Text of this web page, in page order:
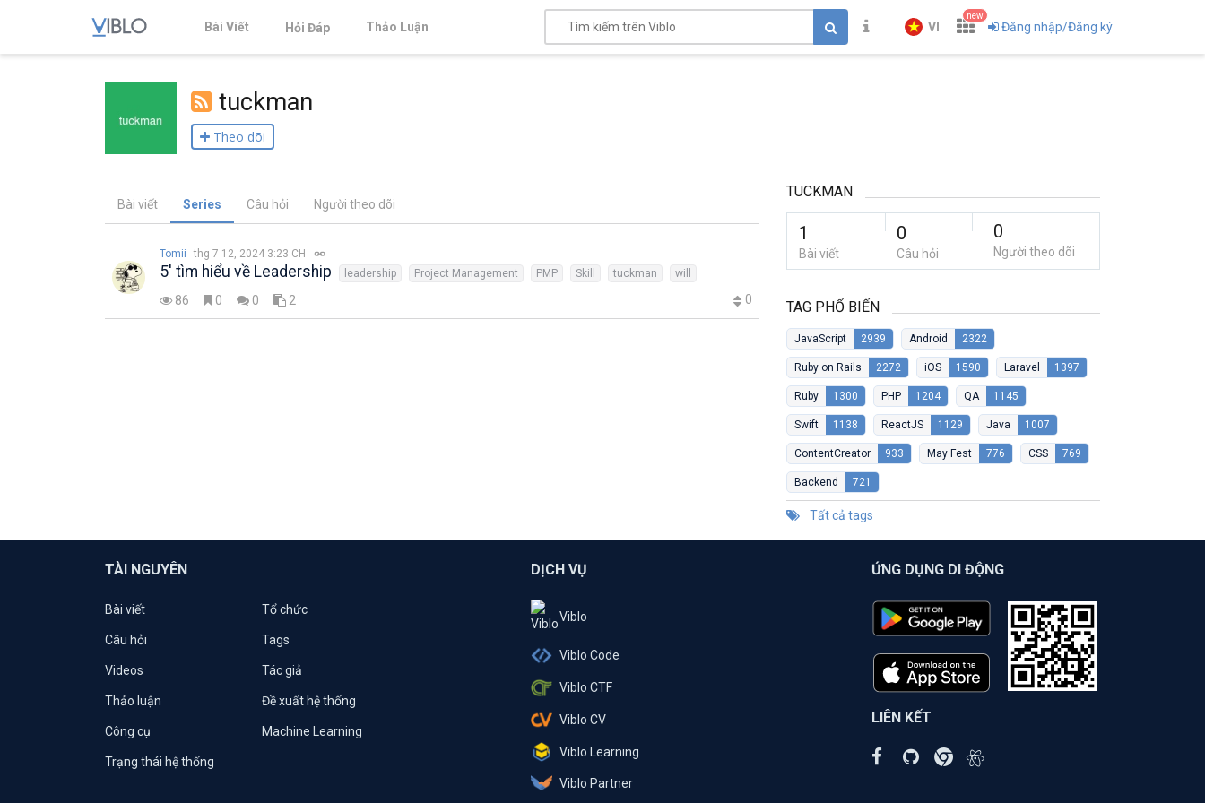
Bài Viết Hỏi Đáp Thảo Luận VI
new
Đăng nhập/Đăng ký
tuckman
Theo dõi
Bài viết Series Câu hỏi Người theo dõi
Tomii thg 7 12, 2024 3:23 CH
5' tìm hiểu về Leadership leadership Project Management PMP Skill tuckman will
86 0 0 2 0
TUCKMAN
1
Bài viết
0
Câu hỏi
0
Người theo dõi
TAG PHỔ BIẾN
JavaScript 2939 Android 2322
Ruby on Rails 2272 iOS 1590 Laravel 1397
Ruby 1300 PHP 1204 QA 1145
Swift 1138 ReactJS 1129 Java 1007
ContentCreator 933 May Fest 776 CSS 769
Backend 721
Tất cả tags
TÀI NGUYÊN
Bài viết Tổ chức
Câu hỏi Tags
Videos Tác giả
Thảo luận Đề xuất hệ thống
Công cụ Machine Learning
Trạng thái hệ thống
DỊCH VỤ
Viblo
Viblo Code
Viblo CTF
Viblo CV
Viblo Learning
Viblo Partner
ỨNG DỤNG DI ĐỘNG
LIÊN KẾT